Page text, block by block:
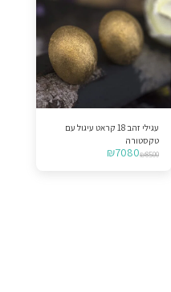
עגילי זהב 18 קראט עיגול עם
טקסטורה
₪8500
₪7080